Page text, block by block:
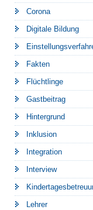
Corona
Digitale Bildung
Fakten
Flüchtlinge
Gastbeitrag
Hintergrund
Inklusion
Integration
Interview
Lehrer